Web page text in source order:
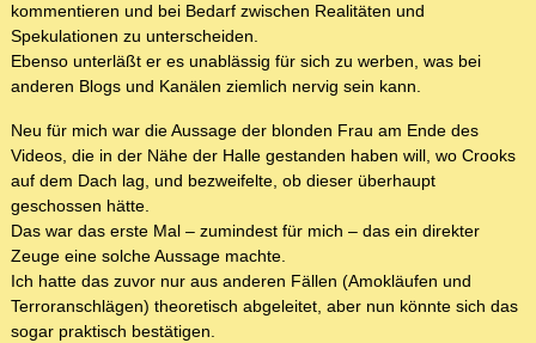
kommentieren und bei Bedarf zwischen Realitäten und
Spekulationen zu unterscheiden.
Ebenso unterläßt er es unablässig für sich zu werben, was bei
anderen Blogs und Kanälen ziemlich nervig sein kann.
Neu für mich war die Aussage der blonden Frau am Ende des
Videos, die in der Nähe der Halle gestanden haben will, wo Crooks
auf dem Dach lag, und bezweifelte, ob dieser überhaupt
geschossen hätte.
Das war das erste Mal – zumindest für mich – das ein direkter
Zeuge eine solche Aussage machte.
Ich hatte das zuvor nur aus anderen Fällen (Amokläufen und
Terroranschlägen) theoretisch abgeleitet, aber nun könnte sich das
sogar praktisch bestätigen.